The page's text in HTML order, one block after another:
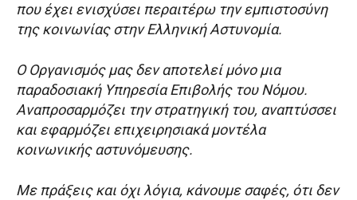
που έχει ενισχύσει περαιτέρω την εμπιστοσύνη
της κοινωνίας στην Ελληνική Αστυνομία.
Ο Οργανισμός μας δεν αποτελεί μόνο μια
παραδοσιακή Υπηρεσία Επιβολής του Νόμου.
Αναπροσαρμόζει την στρατηγική του, αναπτύσσει
και εφαρμόζει επιχειρησιακά μοντέλα
κοινωνικής αστυνόμευσης.
Με πράξεις και όχι λόγια, κάνουμε σαφές, ότι δεν